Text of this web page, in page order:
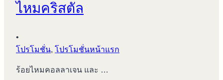
ไหมคริสตัล
•
โปรโมชั่น, โปรโมชั่นหน้าแรก
ร้อยไหมคอลลาเจน และ …